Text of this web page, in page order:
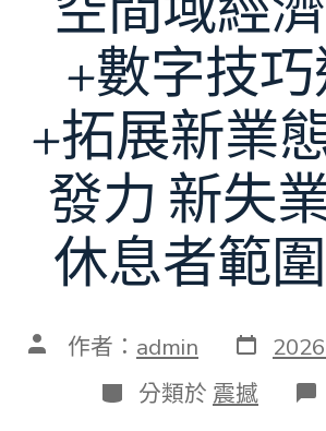
+數字技
+拓展新業
發力 新失
休息者範
文 作者： admin 發
表
日
期
分
類
分類於 震撼